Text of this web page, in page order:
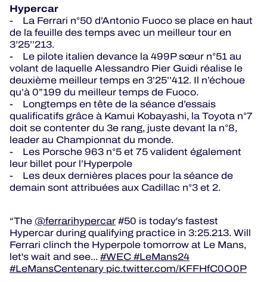
Hypercar
- La Ferrari n°50 d’Antonio Fuoco se place en haut
de la feuille des temps avec un meilleur tour en
3’25’’213.
- Le pilote italien devance la 499P sœur n°51 au
volant de laquelle Alessandro Pier Guidi réalise le
deuxième meilleur temps en 3’25’’412. Il n’échoue
qu’à 0”199 du meilleur temps de Fuoco.
- Longtemps en tête de la séance d’essais
qualificatifs grâce à Kamui Kobayashi, la Toyota n°7
doit se contenter du 3e rang, juste devant la n°8,
leader au Championnat du monde.
- Les Porsche 963 n°5 et 75 valident également
leur billet pour l’Hyperpole
- Les deux dernières places pour la séance de
demain sont attribuées aux Cadillac n°3 et 2.
The @ferrarihypercar#50 is today's fastest
Hypercar during qualifying practice in 3:25.213.Will
Ferrari clinch the Hyperpole tomorrow at Le Mans,
let's wait and see...#WEC#LeMans24
#LeMansCentenary pic.twitter.com/KFFHfC0O0P